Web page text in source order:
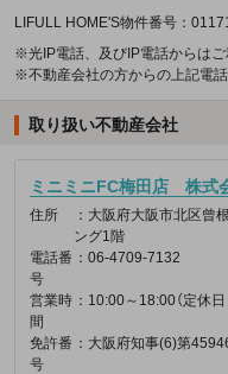
LIFULL HOME'S物件番号：
※光IP電話、及びIP電話からはご
※不動産会社の方からの上記電
取り扱い不動産会社
ミニミニFC梅田店 株式
住所
：大阪府大阪市北区曾
ング1階
電話番
号
：06-4709-7132
営業時
間
：10:00～18:00（定休日
免許番
号
：大阪府知事(6)第